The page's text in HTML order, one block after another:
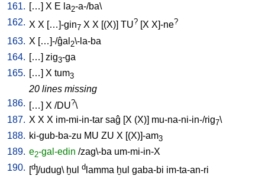
161. […] X E la2-a-/ba\
162. X X […]-gin7 X X [(X)] TU? [X X]-ne?
163. X […]-/ĝal 2\-la-ba
164. […] zig3-ga
165. […] X tum3
20 lines missing
186. […] X /DU?\
187. X X X im-mi-in-tar saĝ [X (X)] mu-na-ni-in-/rig7\
188. ki-gub-ba-zu MU ZU X [(X)]-am3
189. e2-gal-edin /zag\-ba um-mi-in-X
190. [d]/udug\ ḫul d lamma ḫul gaba-bi im-ta-an-ri